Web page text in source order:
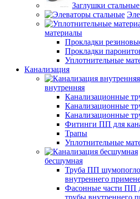
Заглушки
материалы
Прокладки
Прокладки
Уплотнительные
Канализация
внутренняя
Канализационные
Канализационные
Канализационные
Фитинги ПП для
Трапы
Уплотнительные
бесшумная
Труба ПП
внутреннего
Фасонные части ПП
трубы внутреннего